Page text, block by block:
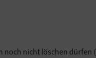
nicht löschen dürfen